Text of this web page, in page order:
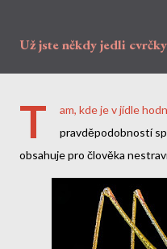
Už jste někdy jedli
T
am, kde je v jídle
pravděpodobností
obsahuje pro člověka